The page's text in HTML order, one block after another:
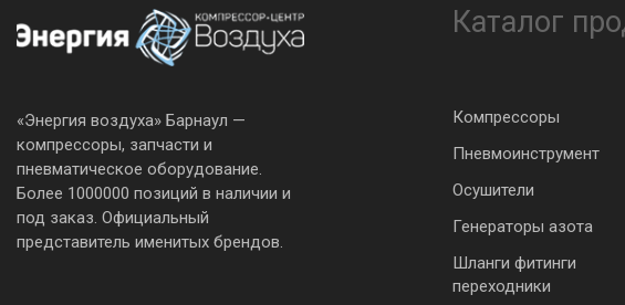
«Энергия воздуха» Барнаул —
компрессоры, запчасти и
пневматическое оборудование.
Более 1000000 позиций в наличии и
под заказ. Официальный
представитель именитых брендов.
Каталог
Компрессоры
Пневмоинструмент
Осушители
Генераторы азота
Шланги фитинги
переходники